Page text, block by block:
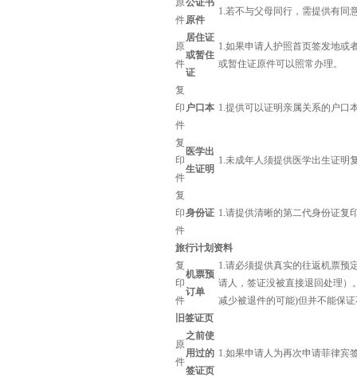
原
件
公证书
原件
1.若不与父母同行，需提供有同
原
件
居住证
或暂住
证
1.如果申请人护照首页签发地或
或暂住证原件可以照常办理。
复
印
件
户口本 1.提供可以证明亲属关系的户口
复
印
件
医学出
生证明
1.未成年人须提供医学出生证明
复
印
件
身份证 1.请提供清晰的第二代身份证复
旅行计划资料
复
印
件
机票预
订单
1.请必须提供真实的往返机票预
请人，签证没被直接退回处理
减少被退件的可能)但并不能保
旧签证页
原
件
之前使
用过的
签证页
1.如果申请人为再次申请菲律宾